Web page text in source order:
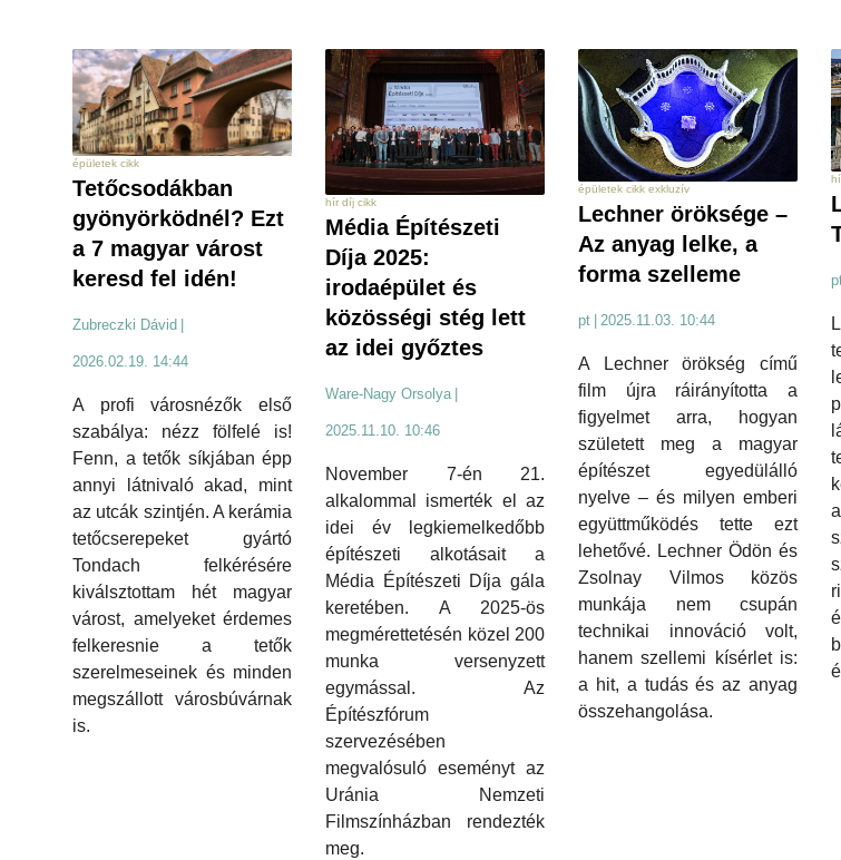
épületek cikk
Tetőcsodákban
gyönyörködnél? Ezt
a 7 magyar várost
keresd fel idén!
Zubreczki Dávid
2026.02.19. 14:44
A profi városnézők első
szabálya: nézz fölfelé is!
Fenn, a tetők síkjában épp
annyi látnivaló akad, mint
az utcák szintjén. A kerámia
tetőcserepeket gyártó
Tondach felkérésére
kiválsztottam hét magyar
várost, amelyeket érdemes
felkeresnie a tetők
szerelmeseinek és minden
megszállott városbúvárnak
is.
hír díj cikk
Média Építészeti
Díja 2025:
irodaépület és
közösségi stég lett
az idei győztes
Ware-Nagy Orsolya
2025.11.10. 10:46
November 7-én 21.
alkalommal ismerték el az
idei év legkiemelkedőbb
építészeti alkotásait a
Média Építészeti Díja gála
keretében. A 2025-ös
megmérettetésén közel 200
munka versenyzett
egymással. Az
Építészfórum
szervezésében
megvalósuló eseményt az
Uránia Nemzeti
Filmszínházban rendezték
meg.
épületek cikk exkluzív
Lechner öröksége –
Az anyag lelke, a
forma szelleme
pt | 2025.11.03. 10:44
A Lechner örökség című
film újra ráirányította a
figyelmet arra, hogyan
született meg a magyar
építészet egyedülálló
nyelve – és milyen emberi
együttműködés tette ezt
lehetővé. Lechner Ödön és
Zsolnay Vilmos közös
munkája nem csupán
technikai innováció volt,
hanem szellemi kísérlet is:
a hit, a tudás és az anyag
összehangolása.